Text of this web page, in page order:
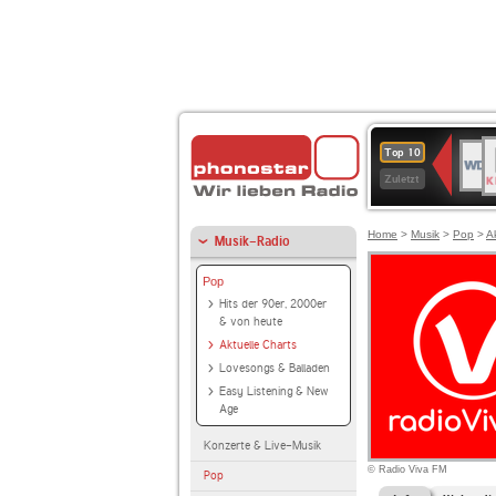
Top 10
Zuletzt
4
Musik-Radio
Pop
Hits der 90er, 2000er
& von heute
Aktuelle Charts
Lovesongs & Balladen
Easy Listening & New
Age
Konzerte & Live-Musik
Pop
Home > Musik > Pop >
© Radio Viva FM